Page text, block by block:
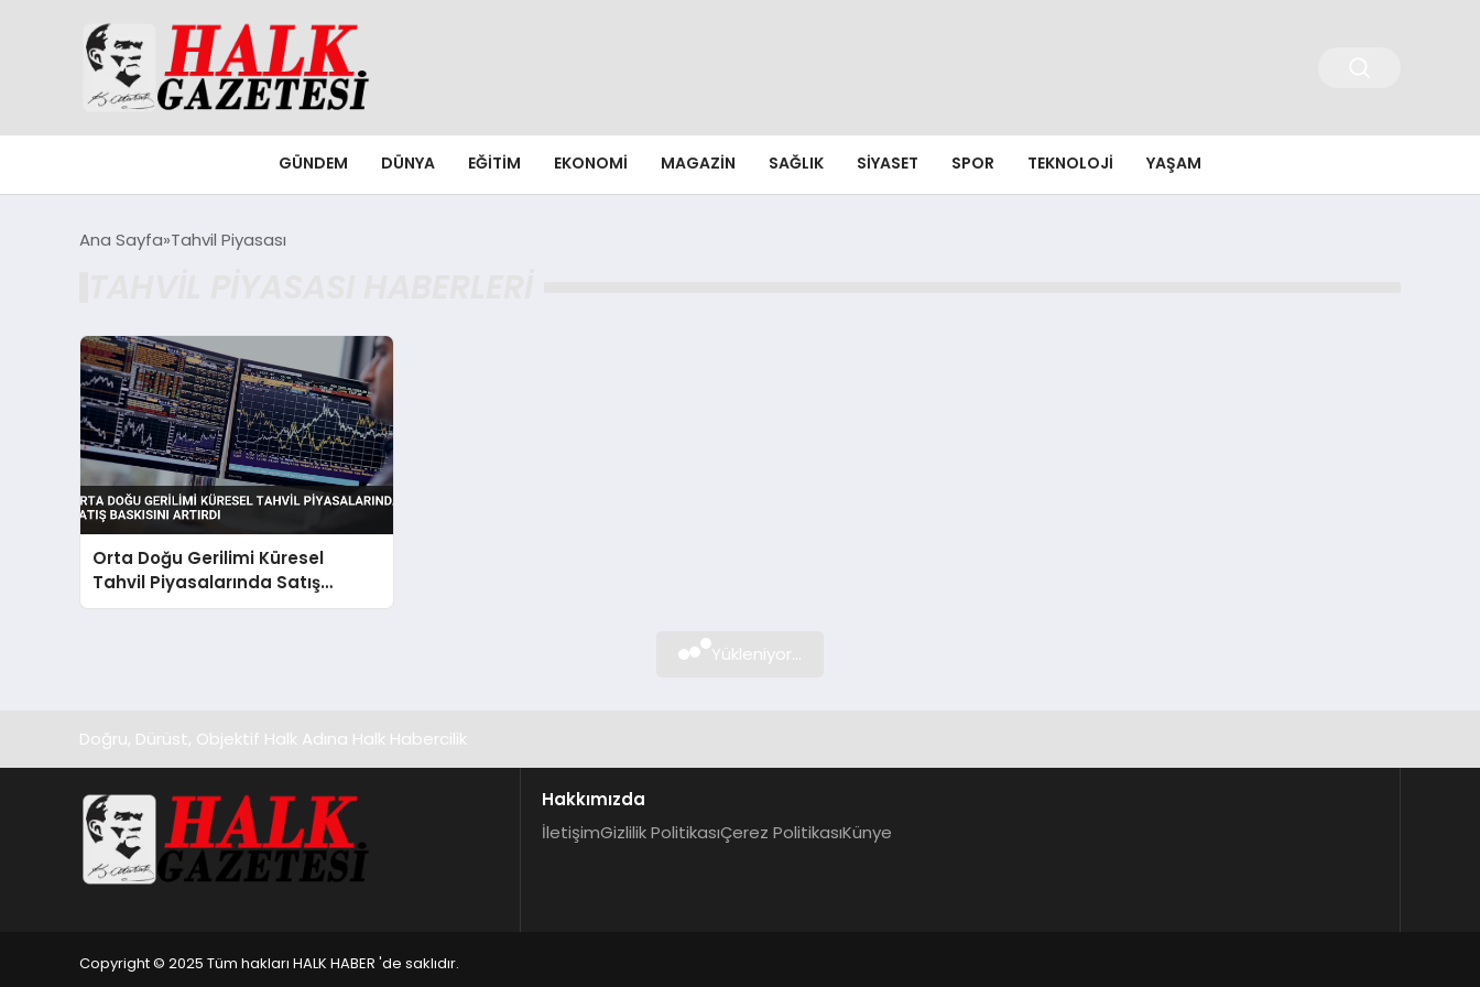
GÜNDEM DÜNYA EĞITIM EKONOMI MAGAZIN SAĞLIK SIYASET SPOR TEKNOLOJI YAŞAM
Ana Sayfa Tahvil Piyasası
Orta Doğu Gerilimi Küresel
Tahvil Piyasalarında Satış
Baskısını Artırdı
Yükleniyor...
Doğru, Dürüst, Objektif Halk Adına Halk Habercilik
Hakkımızda
İletişimGizlilik PolitikasıÇerez PolitikasıKünye
Copyright © 2025 Tüm hakları HALK HABER 'de saklıdır.